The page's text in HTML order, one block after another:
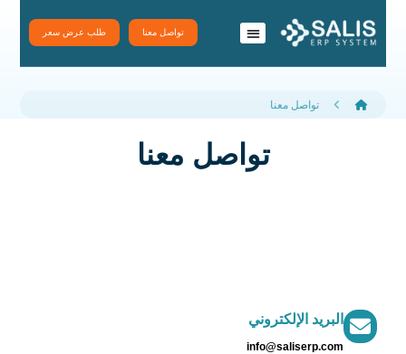
تواصل معنا طلب عرض سعر
تواصل معنا
تواصل معنا
البريد الإلكتروني
info@saliserp.com